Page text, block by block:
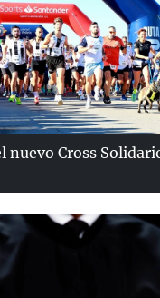
nuevo Cross